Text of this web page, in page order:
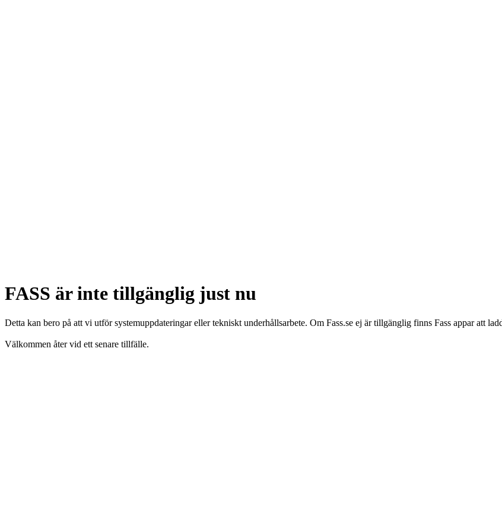
FASS är inte tillgänglig just nu
Detta kan bero på att vi utför systemuppdateringar eller tekniskt underhållsarbete. Om Fass.se ej är tillgänglig finns Fass appar att
Välkommen åter vid ett senare tillfälle.